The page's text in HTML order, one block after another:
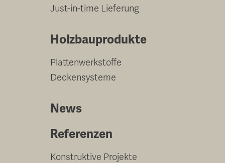
Just-in-time Lieferung
Holzbauprodukte
Plattenwerkstoffe
Deckensysteme
News
Referenzen
Konstruktive Projekte